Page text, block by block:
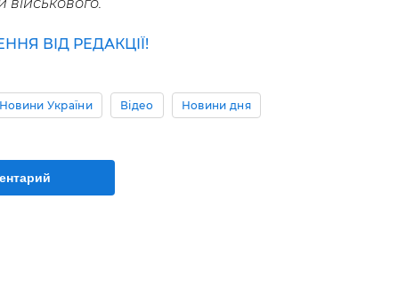
ВІД РЕДАКЦІЇ!
Новини України Відео Новини дня